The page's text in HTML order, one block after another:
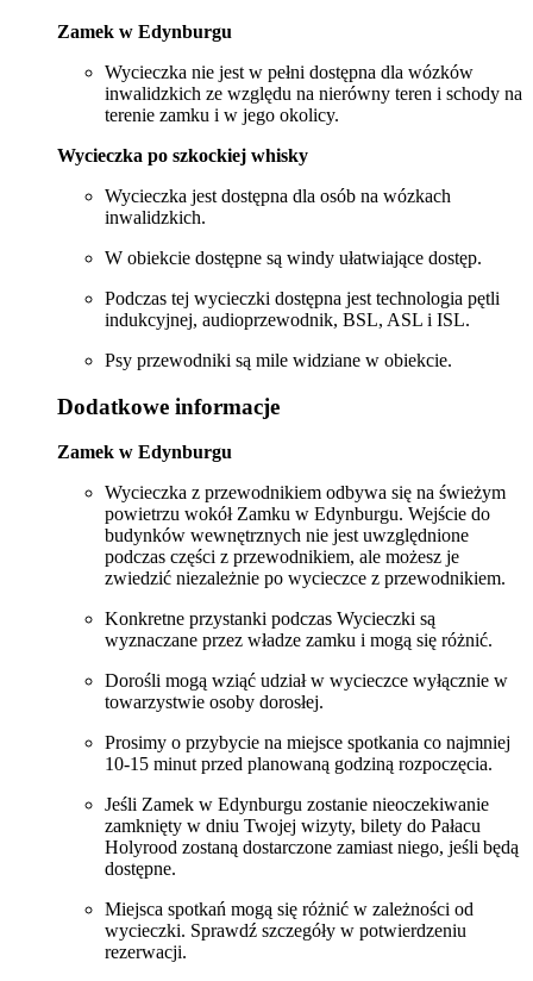
Zamek w Edynburgu
Wycieczka nie jest w pełni dostępna dla wózków
inwalidzkich ze względu na nierówny teren i schody na
terenie zamku i w jego okolicy.
Wycieczka po szkockiej whisky
Wycieczka jest dostępna dla osób na wózkach
inwalidzkich.
W obiekcie dostępne są windy ułatwiające dostęp.
Podczas tej wycieczki dostępna jest technologia pętli
indukcyjnej, audioprzewodnik, BSL, ASL i ISL.
Psy przewodniki są mile widziane w obiekcie.
Dodatkowe informacje
Zamek w Edynburgu
Wycieczka z przewodnikiem odbywa się na świeżym
powietrzu wokół Zamku w Edynburgu. Wejście do
budynków wewnętrznych nie jest uwzględnione
podczas części z przewodnikiem, ale możesz je
zwiedzić niezależnie po wycieczce z przewodnikiem.
Konkretne przystanki podczas Wycieczki są
wyznaczane przez władze zamku i mogą się różnić.
Dorośli mogą wziąć udział w wycieczce wyłącznie w
towarzystwie osoby dorosłej.
Prosimy o przybycie na miejsce spotkania co najmniej
10-15 minut przed planowaną godziną rozpoczęcia.
Jeśli Zamek w Edynburgu zostanie nieoczekiwanie
zamknięty w dniu Twojej wizyty, bilety do Pałacu
Holyrood zostaną dostarczone zamiast niego, jeśli będą
dostępne.
Miejsca spotkań mogą się różnić w zależności od
wycieczki. Sprawdź szczegóły w potwierdzeniu
rezerwacji.